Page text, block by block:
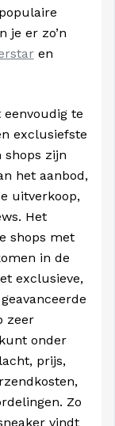
je er zo’n
en
eenvoudig te
exclusiefste
shops zijn
het aanbod,
uitverkoop,
Het
shops met
in de
exclusieve,
zeer
onder
prijs,
Zo
vindt